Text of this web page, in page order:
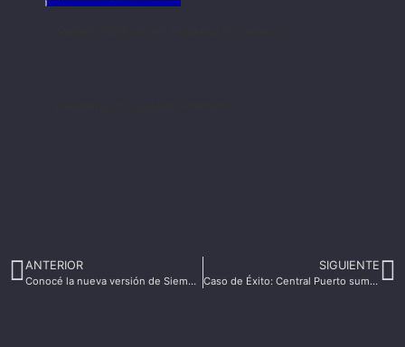
ANTERIOR
Conocé la nueva versión de Siemens Braumat
SIGUIENTE
Caso de Éxito: Central Puerto sumó más digitalización en usina eléctrica